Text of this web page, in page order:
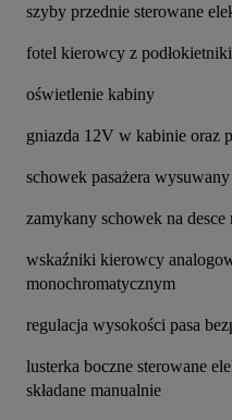
szyby przednie sterowane
fotel kierowcy z
oświetlenie kabiny
gniazda 12V w kabinie oraz
schowek pasażera wysuwany
zamykany schowek na desce
wskaźniki kierowcy
monochromatycznym
regulacja wysokości pasa
lusterka boczne sterowane
składane manualnie